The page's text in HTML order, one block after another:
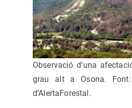
Observació d’una
grau alt a Osona.
d’AlertaForestal.